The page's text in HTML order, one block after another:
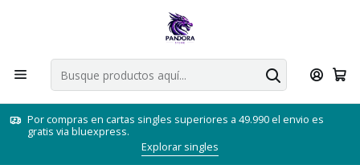
Por compras en cartas singles superiores a 49.990 el envio es
gratis via bluexpress.
Explorar singles